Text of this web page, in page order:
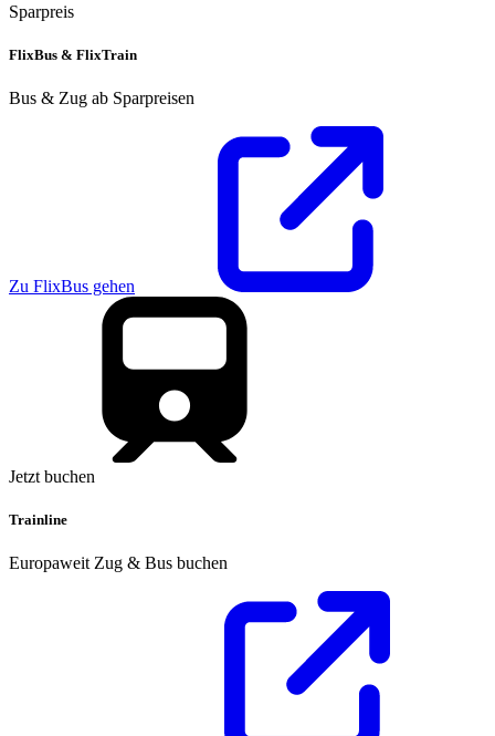
Sparpreis
FlixBus & FlixTrain
Bus & Zug ab Sparpreisen
Zu FlixBus gehen
Jetzt buchen
Trainline
Europaweit Zug & Bus buchen